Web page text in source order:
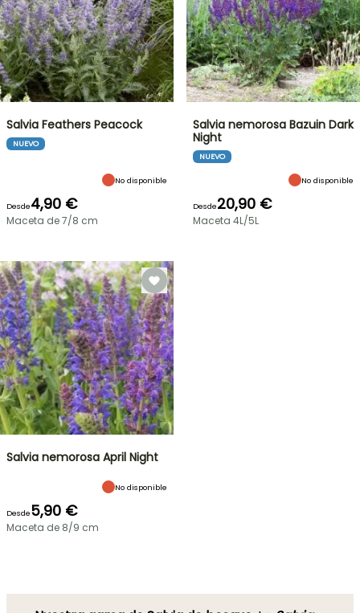
Salvia Feathers Peacock
NUEVO
No disponible
Desde4,90 €
Maceta de 7/8 cm
Salvia nemorosa Bazuin Dark
Night
NUEVO
No disponible
Desde20,90 €
Maceta 4L/5L
Salvia nemorosa April Night
No disponible
Desde5,90 €
Maceta de 8/9 cm